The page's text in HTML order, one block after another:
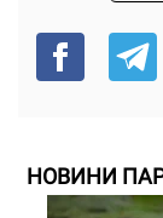
НОВИНИ